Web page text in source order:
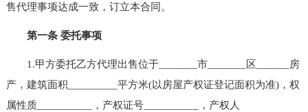
售代理事项达成一致，订立本合同。
第一条 委托事项
1.甲方委托乙方代理出售位于_______市_______区______房
产，建筑面积_________平方米(以房屋产权证登记面积为准)，权
属性质__________，产权证号__________，产权人